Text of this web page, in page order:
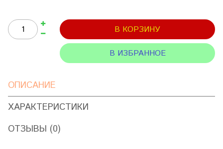
В КОРЗИНУ
В ИЗБРАННОЕ
ОПИСАНИЕ
ХАРАКТЕРИСТИКИ
ОТЗЫВЫ (0)